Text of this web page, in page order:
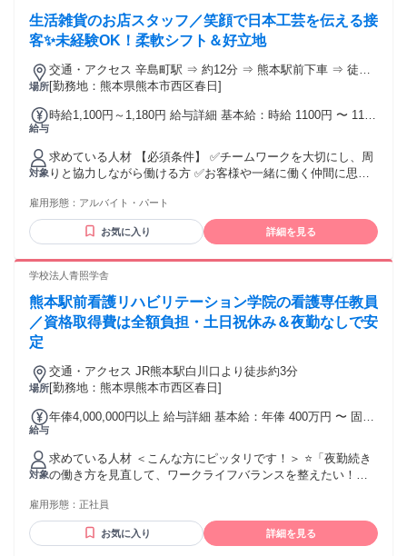
生活雑貨のお店スタッフ／笑顔で日本工芸を伝える接
客✨未経験OK！柔軟シフト＆好立地
場所
交通・アクセス 辛島町駅 ⇒ 約12分 ⇒ 熊本駅前下車 ⇒ 徒歩
約2分 ⇒「熊本駅」アミュプラザくまもと、各方面より熊本駅
[勤務地：熊本県熊本市西区春日]
給与
時給1,100円～1,180円 給与詳細 基本給：時給 1100円 〜 1180
あり （人事考課制度による）
対象
求めている人材 【必須条件】 ✅チームワークを大切にし、周
りと協力しながら働ける方 ✅お客様や一緒に働く仲間に思い
歓迎です！ ★土日祝日入れる方 ★接客、販売もしくはサービ
ス職の 経験がある方 ★英語、中国語などを話せる方 （海外
からのお客様も多数のため）
雇用形態： アルバイト・パート
お気に入り 詳細を見る
学校法人青照学舎
熊本駅前看護リハビリテーション学院の看護専任教員
／資格取得費は全額負担・土日祝休み＆夜勤なしで安
定
場所
交通・アクセス JR熊本駅白川口より徒歩約3分
[勤務地：熊本県熊本市西区春日]
給与
年俸4,000,000円以上 給与詳細 基本給：年俸 400万円 〜 固定
勤・家族手当金額：なし 全員に一律で支払われるその他手当
金額：なし ※専任教員研修終了者・もしくは大卒者(教育に関
する科目履修済)者の参考給与額のため、研修未終了者は要相
談です。 ※経験・スキルを考慮し決定します。 ＊賞与は年俸
の調整を行います。 ＊通勤手当あり。
対象
求めている人材 ＜こんな方にピッタリです！＞ ⭐「夜勤続き
の働き方を見直して、ワークライフバランスを整えたい！」
たい」 ⭐「教員経験はないけれど、看護の魅力を伝えたい」
＜必須となる経験・資格・スキル＞ ①看護師免許を取得して
おり、5年以上の業務経験を持つ方。 ②大学卒（看護科）で教
雇用形態： 正社員
お気に入り 詳細を見る